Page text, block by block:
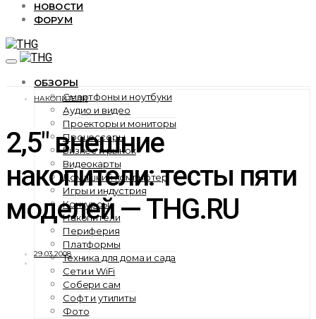
НОВОСТИ
ФОРУМ
ОБЗОРЫ
Смартфоны и ноутбуки
Аудио и видео
Проекторы и мониторы
Процессоры
Бизнес и рынок
Видеокарты
Домашний компьютер
Игры и индустрия
Конкурсы
Накопители
Периферия
Платформы
Техника для дома и сада
Сети и WiFi
Собери сам
Софт и утилиты
Фото
НАКОПИТЕЛИ
2,5″ внешние
накопители: тесты пяти
моделей — THG.RU
29.03.2008